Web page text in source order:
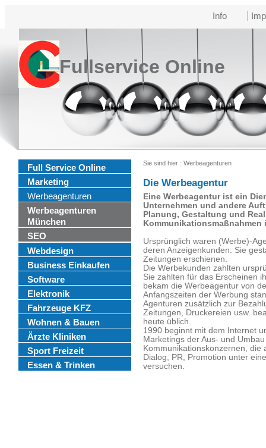
Info
Fullservice Online
Full Service Online
Marketing
Werbeagenturen
Werbeagenturen
München
SEO
Webdesign
Business Einkaufen
Software
Elektronik
Fahrzeuge KFZ
Wohnen & Bauen
Ärzte Kliniken
Sport Freizeit
Essen & Trinken
Sie sind hier : Werbeagenturen
Die Werbeagentur
Eine Werbeagentur ist ein
Unternehmen und andere
Planung, Gestaltung und
Kommunikationsmaßnahmen
Ursprünglich waren (Werbe)-
deren Anzeigenkunden: Sie
Zeitungen erschienen.
Die Werbekunden zahlten
Sie zahlten für das Erscheinen
bekam die Werbeagentur von
Anfangszeiten der Werbung
Agenturen zusätzlich zur
Zeitungen, Druckereien usw.
heute üblich.
1990 beginnt mit dem Internet
Marketings der Aus- und
Kommunikationskonzernen, die
Dialog, PR, Promotion unter
versuchen.